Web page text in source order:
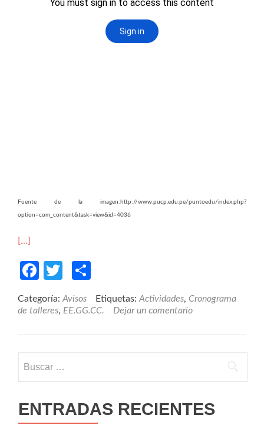
Fuente de la imagen:http://www.pucp.edu.pe/puntoedu/index.php?
option=com_content&task=view&id=4036
[…]
Facebook
Twitter
Categoría: Avisos Etiquetas: Actividades, Cronograma
de talleres, EE.GG.CC. Dejar un comentario
ENTRADAS RECIENTES